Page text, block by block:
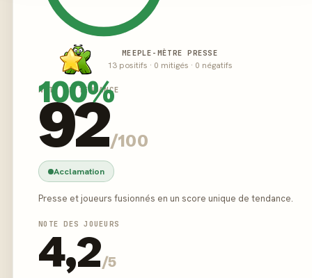
100%
MEEPLE-MÈTRE PRESSE
13 positifs · 0 mitigés · 0 négatifs
NOTE DE TENDANCE
92/100
Acclamation
Presse et joueurs fusionnés en un score unique de tendance.
NOTE DES JOUEURS
4,2/5